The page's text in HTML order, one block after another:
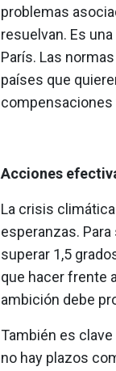
problemas
resuelvan. Es
París. Las
países que
compensaciones
Acciones
La crisis
esperanzas.
superar 1,5
que hacer frente
ambición debe
También es
no hay plazos